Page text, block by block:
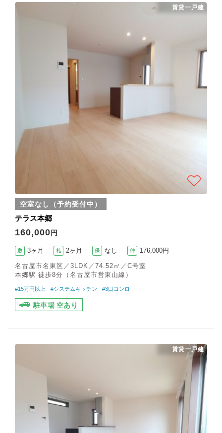
空室なし（予約受付中）
テラス本郷
160,000 円
敷 3ヶ月 礼 2ヶ月 保 なし 仲 176,000円
名古屋市名東区／3LDK／74.52㎡／C号室
本郷駅 徒歩8分（名古屋市営東山線）
賃貸一戸建
#15万円以上 #システムキッチン #3口コンロ
駐車場 空あり
賃貸一戸建